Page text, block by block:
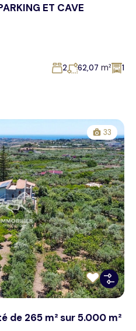
ET CAVE
2 62,07 m² 1
33
de 265 m² sur 5.000 m²